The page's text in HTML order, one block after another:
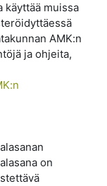
käyttää muissa
AMK:n
ja ohjeita,
on